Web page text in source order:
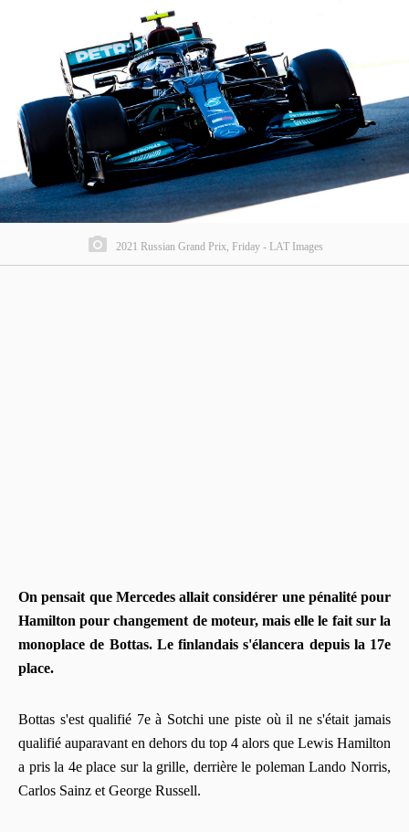
2021 Russian Grand Prix, Friday - LAT Images
On pensait que Mercedes allait considérer une pénalité pour
Hamilton pour changement de moteur, mais elle le fait sur la
monoplace de Bottas. Le finlandais s'élancera depuis la 17e
place.
Bottas s'est qualifié 7e à Sotchi une piste où il ne s'était jamais
qualifié auparavant en dehors du top 4 alors que Lewis Hamilton
a pris la 4e place sur la grille, derrière le poleman Lando Norris,
Carlos Sainz et George Russell.